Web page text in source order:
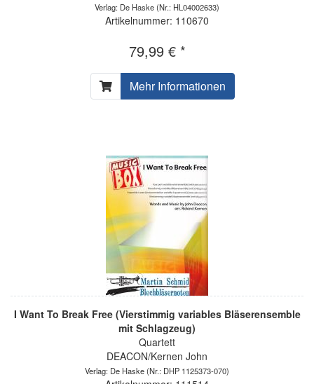
Verlag: De Haske(Nr.: HL04002633)
Artikelnummer: 110670
79,99 € *
Mehr Informationen
I Want To Break Free (Vierstimmig variables Bläserensemble
mit Schlagzeug)
Quartett
DEACON/Kernen John
Verlag: De Haske(Nr.: DHP 1125373-070)